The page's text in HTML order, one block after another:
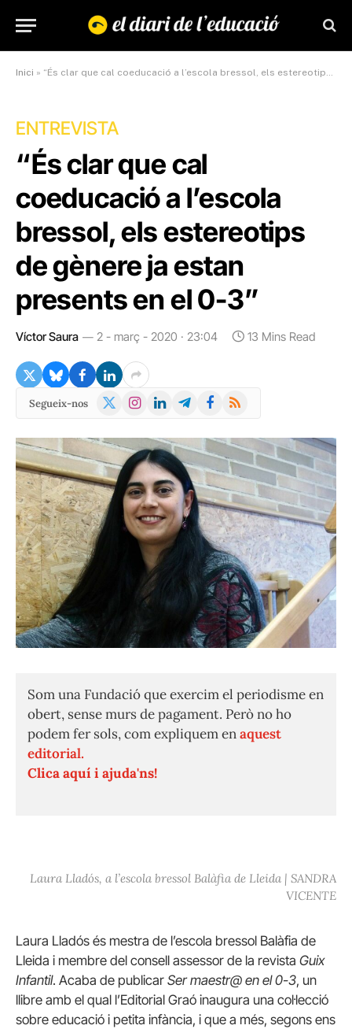
Inici » “És clar que cal coeducació a l’escola bressol, els estereotips de gènere ja estan presents en el 0-3”
ENTREVISTA
“És clar que cal
coeducació a l’escola
bressol, els estereotips
de gènere ja estan
presents en el 0-3”
Víctor Saura 2 - març - 2020 · 23:04 13 Mins Read
Segueix-nos
X
Instagram
LinkedInTelegramFacebook
RSS
Som una Fundació que exercim el periodisme en
obert, sense murs de pagament. Però no ho
podem fer sols, com expliquem enaquest
editorial.
Clica aquí i ajuda'ns!
Laura Lladós, a l’escola bressol Balàfia de Lleida | SANDRA
VICENTE
Laura Lladós és mestra de l’escola bressol Balàfia de
Lleida i membre del consell assessor de la revista Guix
Infantil. Acaba de publicar Ser maestr@ en el 0-3, un
llibre amb el qual l’Editorial Graó inaugura una col·lecció
sobre educació i petita infància, i que a més, segons ens